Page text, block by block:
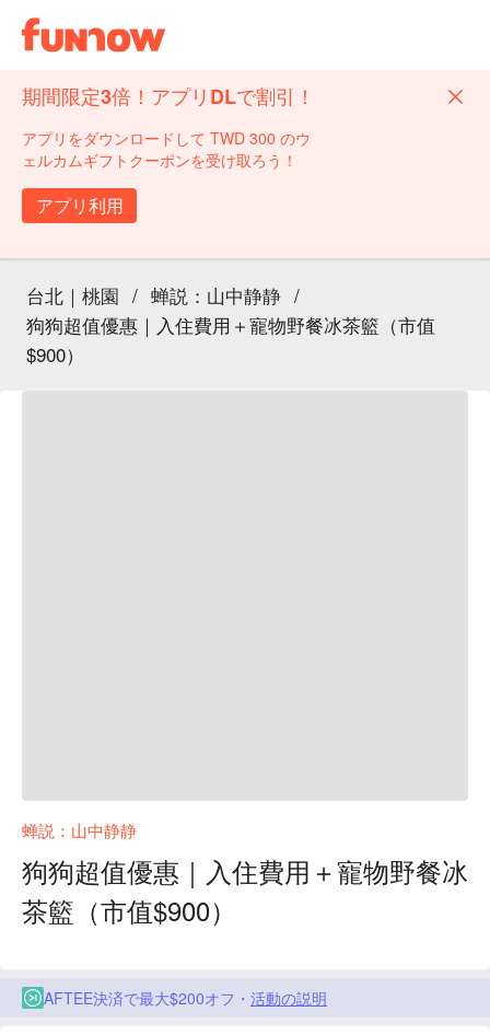
期間限定3倍！アプリDLで割引！
アプリをダウンロードして TWD 300 のウ
ェルカムギフトクーポンを受け取ろう！
アプリ利用
台北｜桃園 / 蝉説：山中静静 /
狗狗超值優惠｜入住費用＋寵物野餐冰茶籃（市值
$900）
蝉説：山中静静
狗狗超值優惠｜入住費用＋寵物野餐冰
茶籃（市值$900）
AFTEE決済で最大$200オフ・ 活動の説明